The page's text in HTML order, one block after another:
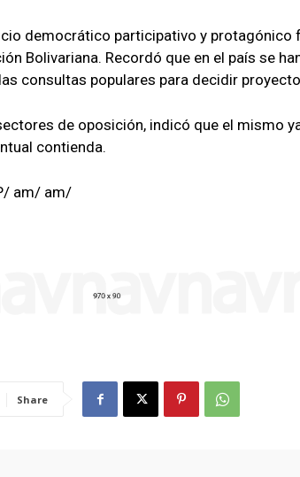
democrático participativo y protagónico
Bolivariana. Recordó que en el país se
consultas populares para decidir
de oposición, indicó que el mismo
contienda.
am/ am/
Share